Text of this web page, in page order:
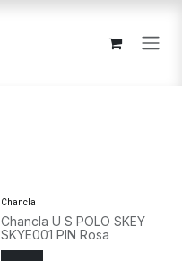
Chancla
Chancla U S POLO SKEY
SKYE001 PIN Rosa